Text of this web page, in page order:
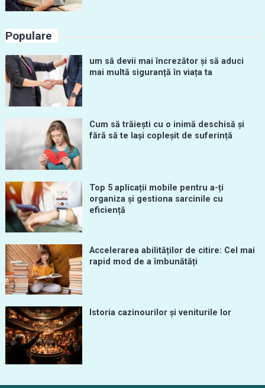
Populare
um să devii mai încrezător și să aduci
mai multă siguranță în viața ta
Cum să trăiești cu o inimă deschisă și
fără să te lași copleșit de suferință
Top 5 aplicații mobile pentru a-ți
organiza și gestiona sarcinile cu
eficiență
Accelerarea abilităților de citire: Cel mai
rapid mod de a îmbunătăți
Istoria cazinourilor și veniturile lor